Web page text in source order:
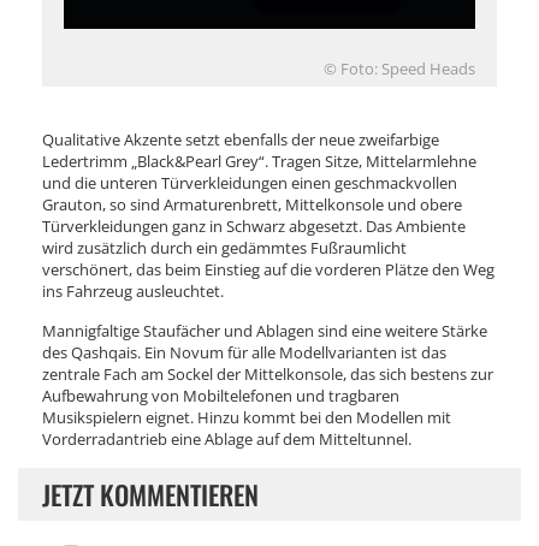
© Foto: Speed Heads
Qualitative Akzente setzt ebenfalls der neue zweifarbige
Ledertrimm „Black&Pearl Grey“. Tragen Sitze, Mittelarmlehne
und die unteren Türverkleidungen einen geschmackvollen
Grauton, so sind Armaturenbrett, Mittelkonsole und obere
Türverkleidungen ganz in Schwarz abgesetzt. Das Ambiente
wird zusätzlich durch ein gedämmtes Fußraumlicht
verschönert, das beim Einstieg auf die vorderen Plätze den Weg
ins Fahrzeug ausleuchtet.
Mannigfaltige Staufächer und Ablagen sind eine weitere Stärke
des Qashqais. Ein Novum für alle Modellvarianten ist das
zentrale Fach am Sockel der Mittelkonsole, das sich bestens zur
Aufbewahrung von Mobiltelefonen und tragbaren
Musikspielern eignet. Hinzu kommt bei den Modellen mit
Vorderradantrieb eine Ablage auf dem Mitteltunnel.
JETZT KOMMENTIEREN